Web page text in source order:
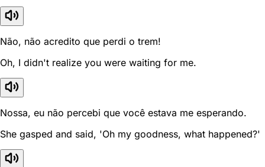
Não, não acredito que perdi o trem!
Oh, I didn't realize you were waiting for me.
Nossa, eu não percebi que você estava me esperando.
She gasped and said, 'Oh my goodness, what happened?'